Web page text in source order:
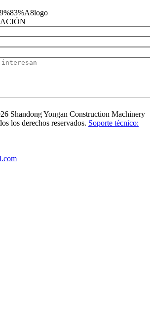
Shandong Yongan Construction Machinery
los derechos reservados. Soporte técnico: